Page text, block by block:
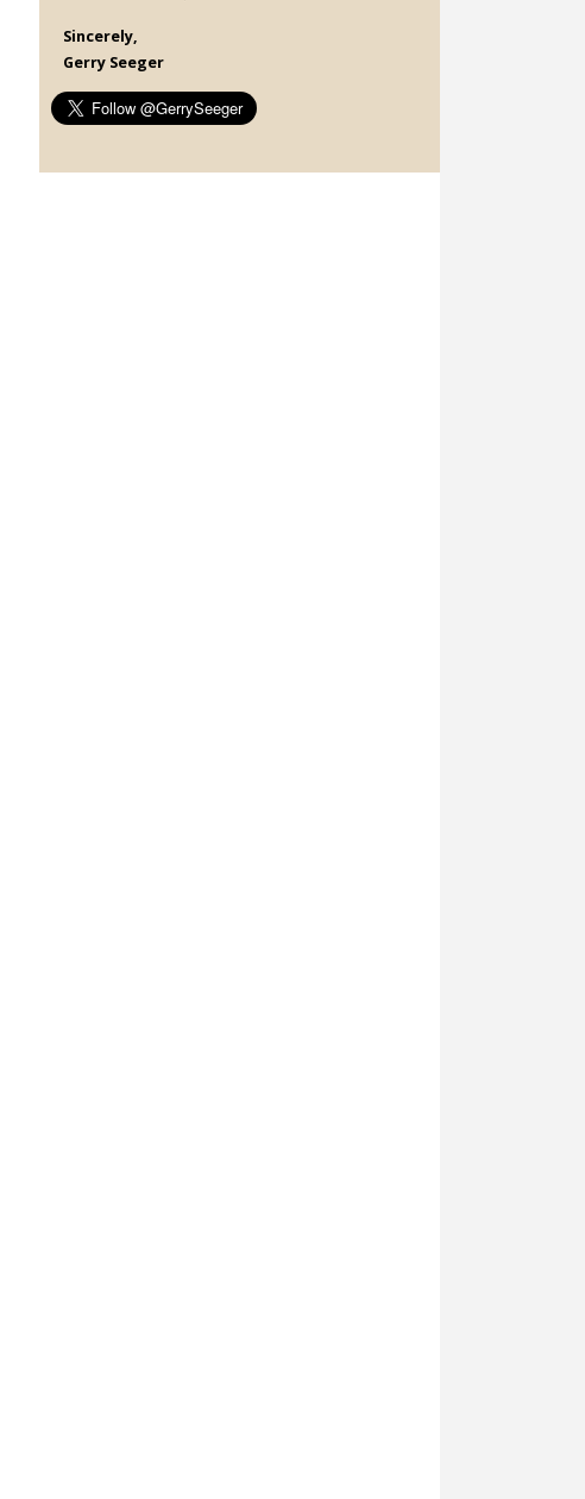
Sincerely,
Gerry Seeger